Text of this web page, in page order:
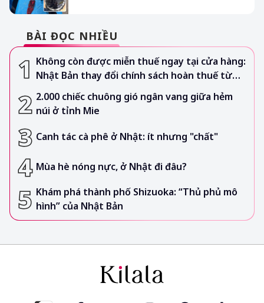
BÀI ĐỌC NHIỀU
Không còn được miễn thuế ngay tại cửa hàng:
Nhật Bản thay đổi chính sách hoàn thuế từ
tháng 11/2026
2.000 chiếc chuông gió ngân vang giữa hẻm
núi ở tỉnh Mie
Canh tác cà phê ở Nhật: ít nhưng "chất"
Mùa hè nóng nực, ở Nhật đi đâu?
Khám phá thành phố Shizuoka: “Thủ phủ mô
hình” của Nhật Bản